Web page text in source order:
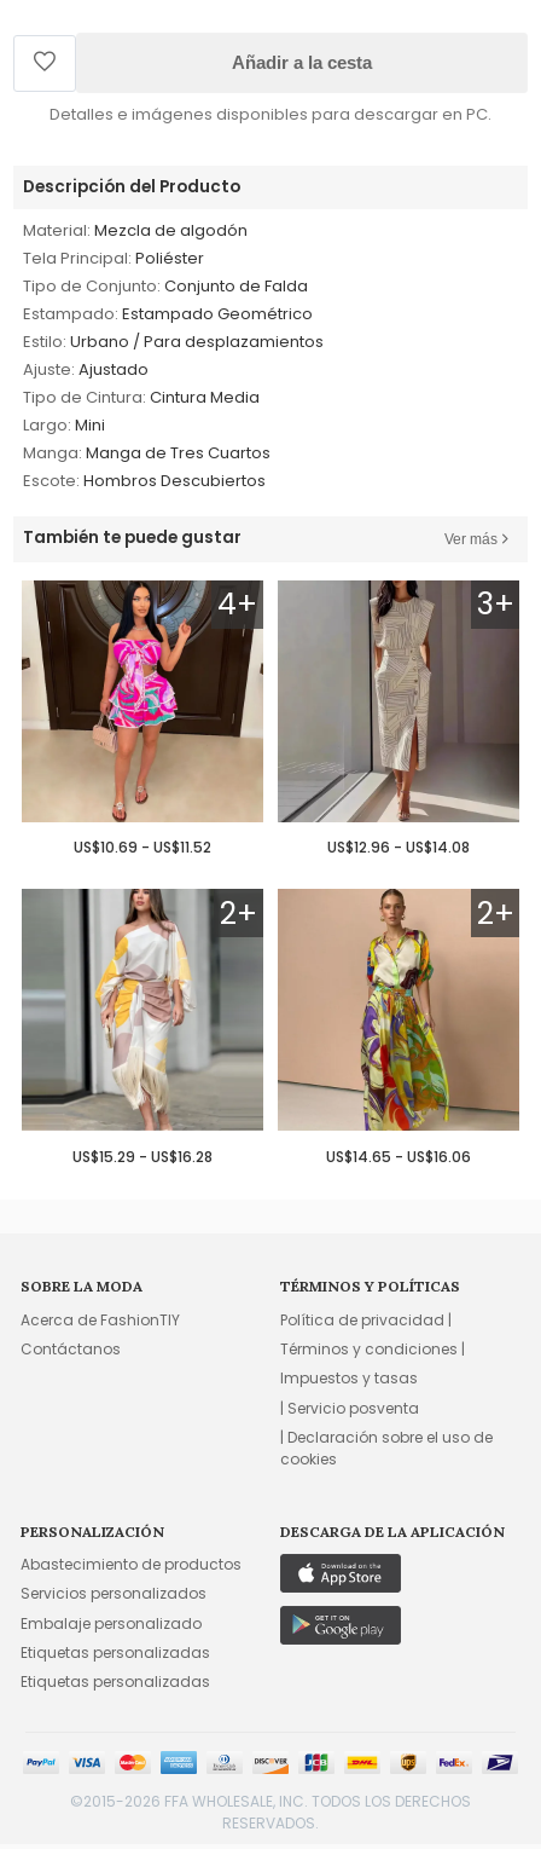
Añadir a la cesta
Detalles e imágenes disponibles para descargar en PC.
Descripción del Producto
Material: Mezcla de algodón
Tela Principal: Poliéster
Tipo de Conjunto: Conjunto de Falda
Estampado: Estampado Geométrico
Estilo: Urbano / Para desplazamientos
Ajuste: Ajustado
Tipo de Cintura: Cintura Media
Largo: Mini
Manga: Manga de Tres Cuartos
Escote: Hombros Descubiertos
También te puede gustar Ver más
4+
US$10.69 - US$11.52
3+
US$12.96 - US$14.08
2+
US$15.29 - US$16.28
2+
US$14.65 - US$16.06
SOBRE LA MODA
Acerca de FashionTIY
Contáctanos
TÉRMINOS Y POLÍTICAS
Política de privacidad |
Términos y condiciones |
Impuestos y tasas
| Servicio posventa
| Declaración sobre el uso de
cookies
PERSONALIZACIÓN
Abastecimiento de productos
Servicios personalizados
Embalaje personalizado
Etiquetas personalizadas
Etiquetas personalizadas
DESCARGA DE LA APLICACIÓN
©2015-2026 FFA WHOLESALE, INC. TODOS LOS DERECHOS
RESERVADOS.